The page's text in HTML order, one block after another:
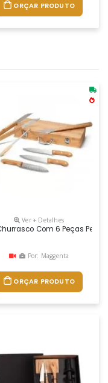
ORÇAR PRODUTO
Contém Três Facas E Um
Ver + Detalhes
Com 6 Peças
Por: Maggenta
ORÇAR PRODUTO